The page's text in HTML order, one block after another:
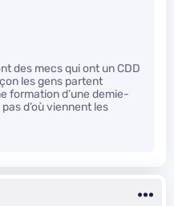
des mecs qui ont un CDD
les gens partent
formation d’une demie-
d’où viennent les